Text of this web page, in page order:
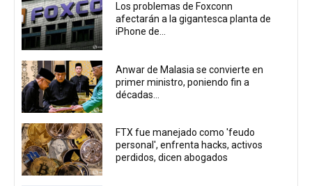
Los problemas de Foxconn
afectarán a la gigantesca planta de
iPhone de...
Anwar de Malasia se convierte en
primer ministro, poniendo fin a
décadas...
FTX fue manejado como 'feudo
personal', enfrenta hacks, activos
perdidos, dicen abogados